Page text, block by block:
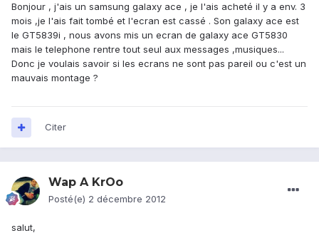
Bonjour , j'ais un samsung galaxy ace , je l'ais acheté il y a env. 3
mois ,je l'ais fait tombé et l'ecran est cassé . Son galaxy ace est
le GT5839i , nous avons mis un ecran de galaxy ace GT5830
mais le telephone rentre tout seul aux messages ,musiques...
Donc je voulais savoir si les ecrans ne sont pas pareil ou c'est un
mauvais montage ?
Citer
Wap A KrOo
Posté(e) 2 décembre 2012
salut,